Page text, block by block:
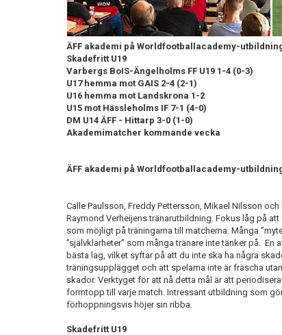
ÄFF akademi på Worldfootballacademy-
Skadefritt U19
Varbergs BoIS-Ängelholms FF U19 1-4 (0-3)
U17 hemma mot GAIS 2-4 (2-1)
U16 hemma mot Landskrona 1-2
U15 mot Hässleholms IF 7-1 (4-0)
DM U14 ÄFF - Hittarp 3-0 (1-0)
Akademimatcher kommande vecka
ÄFF akademi på Worldfootballacademy-
Calle Paulsson, Freddy Pettersson, Mikael Nilsson
Raymond Verheijens tränarutbildning. Fokus låg på
som möjligt på träningarna till matcherna. Många
”självklarheter” som många tränare inte tänker på.
bästa lag, vilket syftar på att du inte ska ha några
träningsupplägget och att spelarna inte är fräscha
skador. Verktyget för att nå detta mål är att
formtopp till varje match. Intressant utbildning som
förhoppningsvis höjer sin ribba.
Skadefritt U19